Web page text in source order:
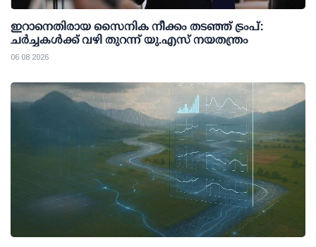
ഇറാനെതിരായ സൈനിക നീക്കം തടഞ്ഞ് ട്രംപ്:
ചര്‍ച്ചകള്‍ക്ക് വഴി തുറന്ന് യു.എസ് നയതന്ത്രം
06 08 2026